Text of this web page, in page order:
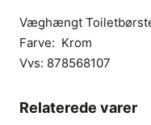
Væghængt
Farve: Krom
Vvs: 878568107
Relaterede varer